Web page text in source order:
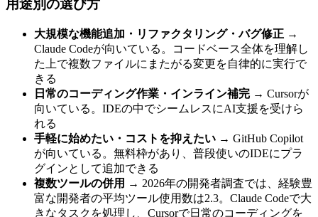
用途別の選び方
大規模な機能追加・リファクタリング・バグ修正 →
Claude Codeが向いている。コードベース全体を理解し
た上で複数ファイルにまたがる変更を自律的に実行で
きる
日常のコーディング作業・インライン補完 → Cursorが
向いている。IDEの中でシームレスにAI支援を受けら
れる
手軽に始めたい・コストを抑えたい → GitHub Copilot
が向いている。無料枠があり、普段使いのIDEにプラ
グインとして追加できる
複数ツールの併用 → 2026年の開発者調査では、経験豊
富な開発者の平均ツール使用数は2.3。Claude Codeで大
きなタスクを処理し、Cursorで日常のコーディングを